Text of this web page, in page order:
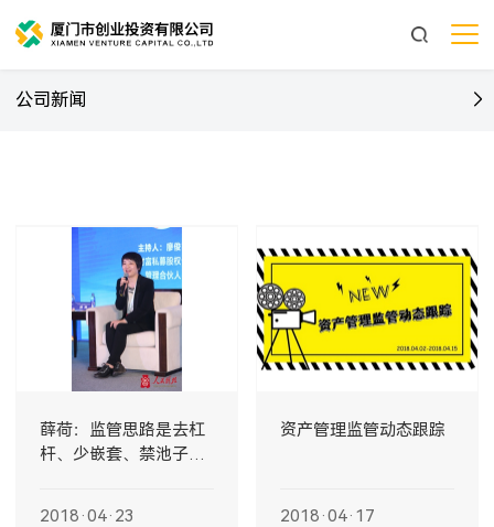
公司新闻
薛荷：监管思路是去杠
杆、少嵌套、禁池子、
2018·04·23
资产管理监管动态跟踪
2018·04·17